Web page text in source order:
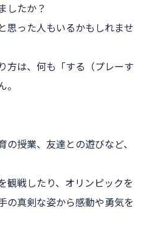
したか？
思った人もいるかもしれませ
方は、何も「する（プレーす
の授業、友達との遊びなど、
観戦したり、オリンピックを
の真剣な姿から感動や勇気を